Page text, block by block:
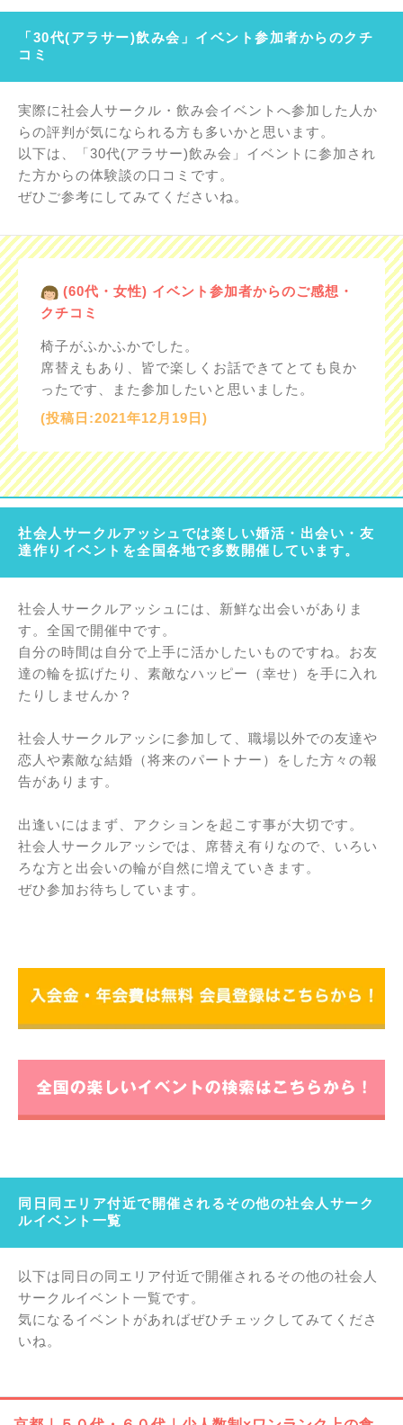
「30代(アラサー)飲み会」イベント参加者からのクチ
コミ
実際に社会人サークル・飲み会イベントへ参加した人か
らの評判が気になられる方も多いかと思います。
以下は、「30代(アラサー)飲み会」イベントに参加され
た方からの体験談の口コミです。
ぜひご参考にしてみてくださいね。
(60代・女性) イベント参加者からのご感想・
クチコミ
椅子がふかふかでした。
席替えもあり、皆で楽しくお話できてとても良か
ったです、また参加したいと思いました。
(投稿日:2021年12月19日)
社会人サークルアッシュでは楽しい婚活・出会い・友
達作りイベントを全国各地で多数開催しています。
社会人サークルアッシュには、新鮮な出会いがありま
す。全国で開催中です。
自分の時間は自分で上手に活かしたいものですね。お友
達の輪を拡げたり、素敵なハッピー（幸せ）を手に入れ
たりしませんか？
社会人サークルアッシに参加して、職場以外での友達や
恋人や素敵な結婚（将来のパートナー）をした方々の報
告があります。
出逢いにはまず、アクションを起こす事が大切です。
社会人サークルアッシでは、席替え有りなので、いろい
ろな方と出会いの輪が自然に増えていきます。
ぜひ参加お待ちしています。
同日同エリア付近で開催されるその他の社会人サーク
ルイベント一覧
以下は同日の同エリア付近で開催されるその他の社会人
サークルイベント一覧です。
気になるイベントがあればぜひチェックしてみてくださ
いね。